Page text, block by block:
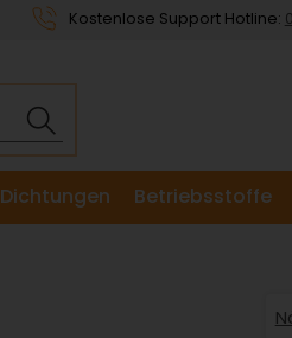
Kostenlose Support Hotline:
Dichtungen Betriebsstoffe